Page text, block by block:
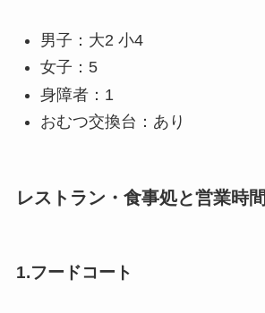
男子：大2 小4
女子：5
身障者：1
おむつ交換台：あり
レストラン・食事処と営業時間
1.フードコート